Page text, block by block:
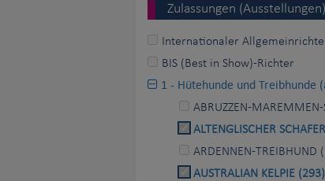
Zulassungen (Ausstellungen)
Internationaler
BIS (Best in Show)-Richter
1 - Hütehunde und Treibhunde
ABRUZZEN-
ALTENGLISCHER
ARDENNEN-TREIBHUND
AUSTRALIAN KELPIE (293)